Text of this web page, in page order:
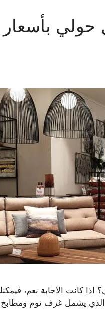
بأسعار
كانت الاجابة نعم،
يشمل غرف نوم ومطابخ